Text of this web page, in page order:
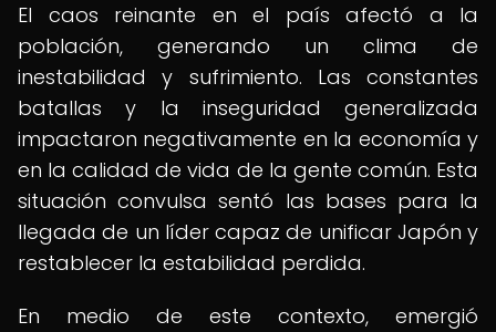
El caos reinante en el país afectó a la
población, generando un clima de
inestabilidad y sufrimiento. Las constantes
batallas y la inseguridad generalizada
impactaron negativamente en la economía y
en la calidad de vida de la gente común. Esta
situación convulsa sentó las bases para la
llegada de un líder capaz de unificar Japón y
restablecer la estabilidad perdida.
En medio de este contexto, emergió